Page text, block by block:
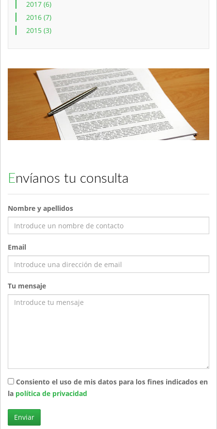
2017 (6)
2016 (7)
2015 (3)
Envíanos tu consulta
Nombre y apellidos
Email
Tu mensaje
Consiento el uso de mis datos para los fines indicados en
la política de privacidad
Enviar